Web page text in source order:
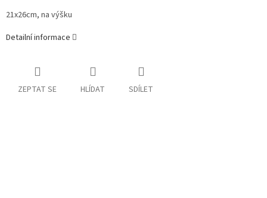
21x26cm, na výšku
Detailní informace
ZEPTAT SE HLÍDAT SDÍLET